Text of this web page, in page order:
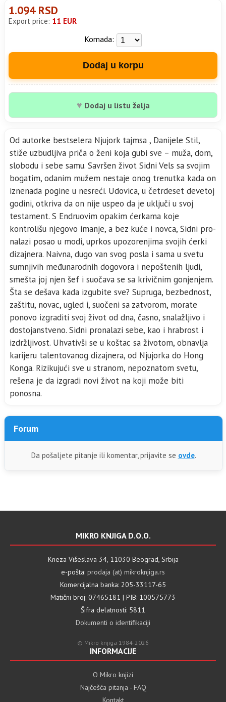
1.094 RSD
Export price: 11 EUR
Komada:
Dodaj u korpu
♥ Dodaj u listu želja
Od autorke bestselera Njujork tajmsa , Danijele Stil,
stiže uzbudljiva priča o ženi koja gubi sve – muža, dom,
slobodu i sebe samu. Savršen život Sidni Vels sa svojim
bogatim, odanim mužem nestaje onog trenutka kada on
iznenada pogine u nesreći. Udovica, u četrdeset devetoj
godini, otkriva da on nije uspeo da je uključi u svoj
testament. S Endruovim opakim ćerkama koje
kontrolišu njegovo imanje, a bez kuće i novca, Sidni pro­
nalazi posao u modi, uprkos upozorenjima svojih ćerki
dizaj­nera. Naivna, dugo van svog posla i sama u svetu
sumnjivih međunarodnih dogovora i nepoštenih ljudi,
smešta joj njen šef i suočava se sa krivičnim gonjenjem.
Šta se dešava kada izgubite sve? Supruga, bezbednost,
zaštitu, novac, ugled i, suočeni sa zatvorom, morate
ponovo izgraditi svoj život od dna, časno, snalažljivo i
dostojanstveno. Sidni pro­nalazi sebe, kao i hrabrost i
izdržljivost. Uhvativši se u koštac sa životom, obnavlja
karijeru talentovanog dizajnera, od Njujorka do Hong
Konga. Rizikujući sve u stranom, nepoznatom svetu,
rešena je da izgradi novi život na koji može biti
ponosna.
Forum
Da pošaljete pitanje ili komentar, prijavite se ovde.
MIKRO KNJIGA D.O.O.
Kneza Višeslava 34, 11030 Beograd, Srbija
e-pošta: prodaja (at) mikroknjiga.rs
Komercijalna banka: 205-33117-65
Matični broj: 07465181 | PIB: 100575773
Šifra delatnosti: 5811
Dokumenti o identifikaciji
© Mikro knjiga 1984-2026
INFORMACIJE
O Mikro knjizi
Najčešća pitanja - FAQ